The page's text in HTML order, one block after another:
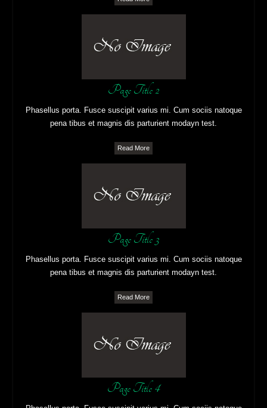
Page Title 2
Phasellus porta. Fusce suscipit varius mi. Cum sociis natoque
pena tibus et magnis dis parturient modayn test.
Read More
Page Title 3
Phasellus porta. Fusce suscipit varius mi. Cum sociis natoque
pena tibus et magnis dis parturient modayn test.
Read More
Page Title 4